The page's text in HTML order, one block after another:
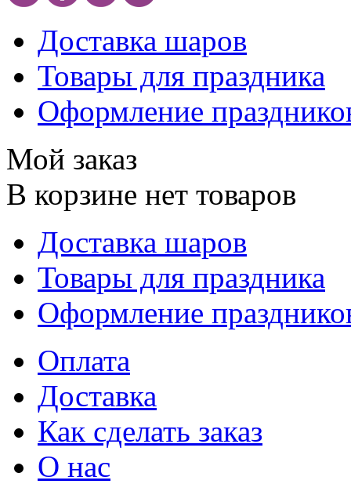
Доставка шаров
Товары для праздника
Оформление
Мой заказ
В корзине нет товаров
Доставка шаров
Товары для праздника
Оформление
Оплата
Доставка
Как сделать заказ
О нас